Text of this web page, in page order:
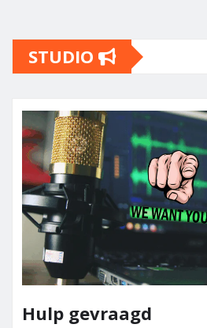
STUDIO
Team Elpaso Media